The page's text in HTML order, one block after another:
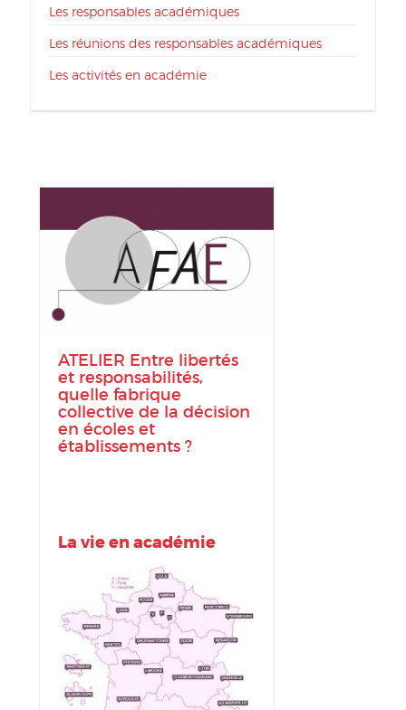
Les responsables académiques
Les réunions des responsables académiques
Les activités en académie
ATELIER Entre libertés
et responsabilités,
quelle fabrique
collective de la décision
en écoles et
établissements ?
La vie en académie